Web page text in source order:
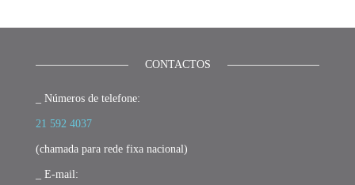
CONTACTOS
_ Números de telefone:
21 592 4037
(chamada para rede fixa nacional)
_ E-mail: